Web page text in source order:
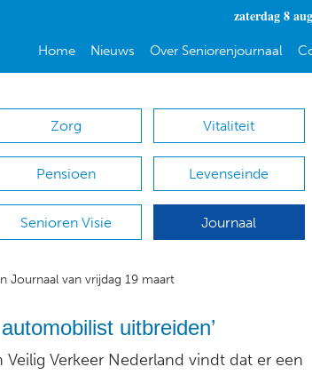
zaterdag 8
Home Nieuws Over Seniorenjournaal
Zorg Vitaliteit
Pensioen Levenseinde
Senioren Visie Journaal
Journaal van vrijdag 19 maart
uitbreiden’
Verkeer Nederland vindt dat er een